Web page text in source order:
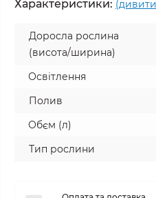
Характеристики:
Доросла рослина
(висота/ширина)
Освітлення
Полив
Обєм (л)
Тип рослини